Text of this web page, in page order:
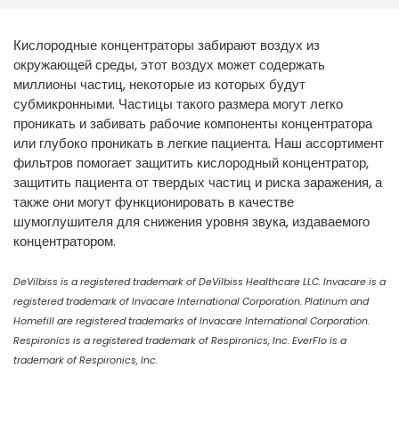
France
International English
Кислородные концентраторы забирают воздух из
окружающей среды, этот воздух может содержать
миллионы частиц, некоторые из которых будут
субмикронными. Частицы такого размера могут легко
проникать и забивать рабочие компоненты концентратора
или глубоко проникать в легкие пациента. Наш ассортимент
фильтров помогает защитить кислородный концентратор,
защитить пациента от твердых частиц и риска заражения, а
также они могут функционировать в качестве
шумоглушителя для снижения уровня звука, издаваемого
концентратором.
DeVilbiss is a registered trademark of DeVilbiss Healthcare LLC. Invacare is a
registered trademark of Invacare International Corporation. Platinum and
Homefill are registered trademarks of Invacare International Corporation.
Respironics is a registered trademark of Respironics, Inc. EverFlo is a
trademark of Respironics, Inc.